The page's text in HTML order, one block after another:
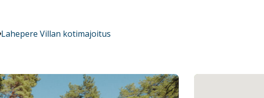
Lahepere Villan kotimajoitus